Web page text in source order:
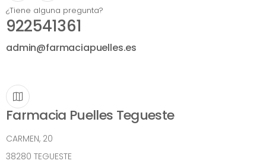
¿Tiene alguna pregunta?
922541361
admin@farmaciapuelles.es
Farmacia Puelles Tegueste
CARMEN, 20
38280 TEGUESTE